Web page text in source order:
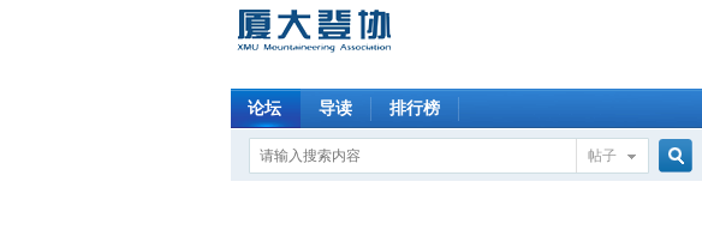
论坛 导读 排行榜
帖子